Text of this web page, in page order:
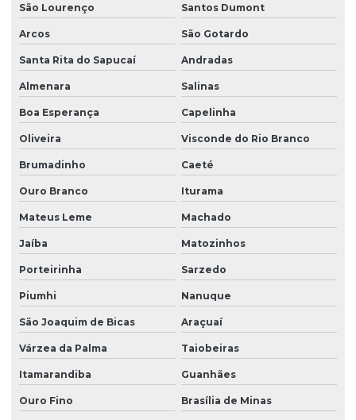
São Lourenço Santos Dumont
Arcos São Gotardo
Santa Rita do Sapucaí Andradas
Almenara Salinas
Boa Esperança Capelinha
Oliveira Visconde do Rio Branco
Brumadinho Caeté
Ouro Branco Iturama
Mateus Leme Machado
Jaíba Matozinhos
Porteirinha Sarzedo
Piumhi Nanuque
São Joaquim de Bicas Araçuaí
Várzea da Palma Taiobeiras
Itamarandiba Guanhães
Ouro Fino Brasília de Minas